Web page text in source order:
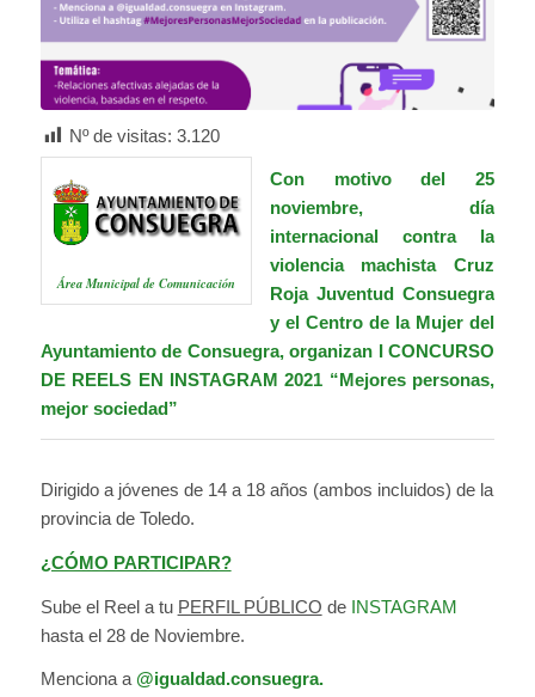
Nº de visitas: 3.120
Área Municipal de Comunicación
Con motivo del 25
noviembre, día
internacional contra la
violencia machistaCruz
Roja Juventud Consuegra
y el Centro de la Mujer del
Ayuntamiento de Consuegra, organizan I CONCURSO
DE REELS EN INSTAGRAM 2021 “Mejores personas,
mejor sociedad”
Dirigido a jóvenes de 14 a 18 años (ambos incluidos) de la
provincia de Toledo.
¿CÓMO PARTICIPAR?
Sube el Reel a tu PERFIL PÚBLICO de INSTAGRAM
hasta el 28 de Noviembre.
Menciona a@igualdad.consuegra.